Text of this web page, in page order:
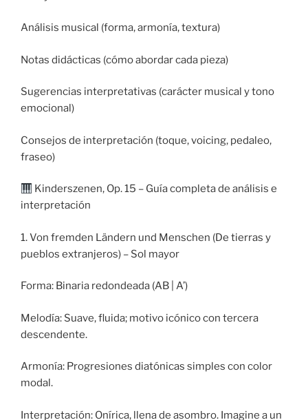
Análisis musical (forma, armonía, textura)
Notas didácticas (cómo abordar cada pieza)
Sugerencias interpretativas (carácter musical y tono
emocional)
Consejos de interpretación (toque, voicing, pedaleo,
fraseo)
Kinderszenen, Op. 15 – Guía completa de análisis e
interpretación
1. Von fremden Ländern und Menschen (De tierras y
pueblos extranjeros) – Sol mayor
Forma: Binaria redondeada (AB | A’)
Melodía: Suave, fluida; motivo icónico con tercera
descendente.
Armonía: Progresiones diatónicas simples con color
modal.
Interpretación: Onírica, llena de asombro. Imagine a un